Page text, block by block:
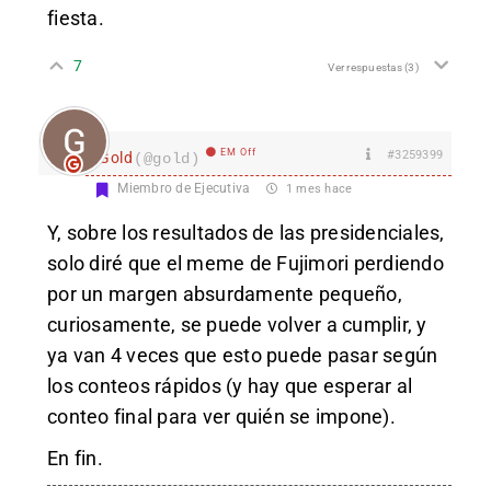
fiesta.
7 Ver respuestas(3)
Gold (@gold) EM Off #3259399
Miembro de Ejecutiva 1 mes hace
Y, sobre los resultados de las presidenciales,
solo diré que el meme de Fujimori perdiendo
por un margen absurdamente pequeño,
curiosamente, se puede volver a cumplir, y
ya van 4 veces que esto puede pasar según
los conteos rápidos (y hay que esperar al
conteo final para ver quién se impone).
En fin.